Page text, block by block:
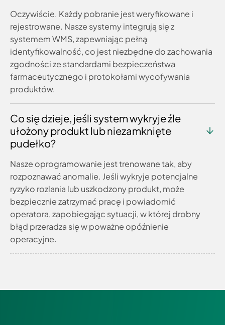
Oczywiście. Każdy pobranie jest weryfikowane i
rejestrowane. Nasze systemy integrują się z
systemem WMS, zapewniając pełną
identyfikowalność, co jest niezbędne do zachowania
zgodności ze standardami bezpieczeństwa
farmaceutycznego i protokołami wycofywania
produktów.
Co się dzieje, jeśli system wykryje źle
ułożony produkt lub niezamknięte
pudełko?
Nasze oprogramowanie jest trenowane tak, aby
rozpoznawać anomalie. Jeśli wykryje potencjalne
ryzyko rozlania lub uszkodzony produkt, może
bezpiecznie zatrzymać pracę i powiadomić
operatora, zapobiegając sytuacji, w której drobny
błąd przeradza się w poważne opóźnienie
operacyjne.